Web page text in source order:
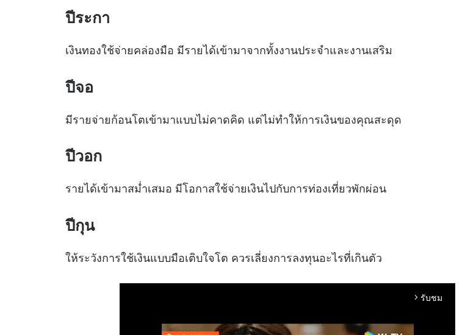
ปีระกา
เงินทองใช้จ่ายคล่องมือ มีรายได้เข้ามาจากทั้งงานประจำและงานเสริม
ปีจอ
มีรายจ่ายก้อนโตเข้ามาแบบไม่คาดคิด แต่ไม่ทำให้การเงินของคุณสะดุด
ปีวอก
รายได้เข้ามาสม่ำเสมอ มีโอกาสใช้จ่ายเงินไปกับการท่องเที่ยวพักผ่อน
ปีกุน
ให้ระวังการใช้เงินแบบมือเติบใจโต ควรเลี่ยงการลงทุนอะไรที่เกินตัว
arrow_forward_ios รับชม